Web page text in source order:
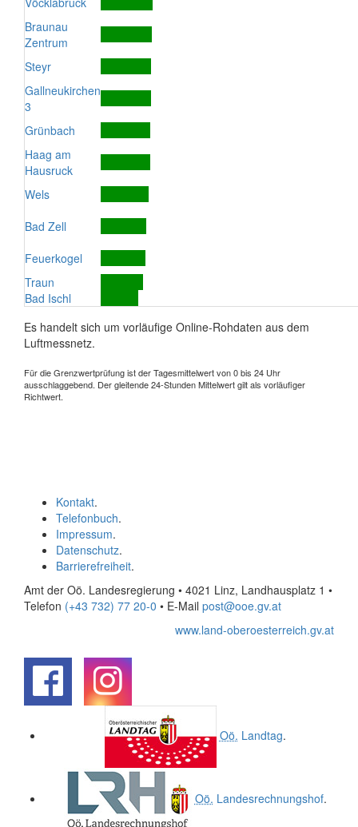
Braunau
Zentrum
Steyr
Gallneukirchen
3
Grünbach
Haag am
Hausruck
Wels
Bad Zell
Feuerkogel
Traun
Bad Ischl
Es handelt sich um vorläufige Online-Rohdaten aus dem
Luftmessnetz.
Für die Grenzwertprüfung ist der Tagesmittelwert von 0 bis 24 Uhr
ausschlaggebend. Der gleitende 24-Stunden Mittelwert gilt als vorläufiger
Richtwert.
Kontakt.
Telefonbuch.
Impressum.
Datenschutz.
Barrierefreiheit.
Amt der Oö. Landesregierung • 4021 Linz, Landhausplatz 1 •
Telefon (+43 732) 77 20-0 • E-Mail post@ooe.gv.at
www.land-oberoesterreich.gv.at
Oö. Landtag.
Oö. Landesrechnungshof.